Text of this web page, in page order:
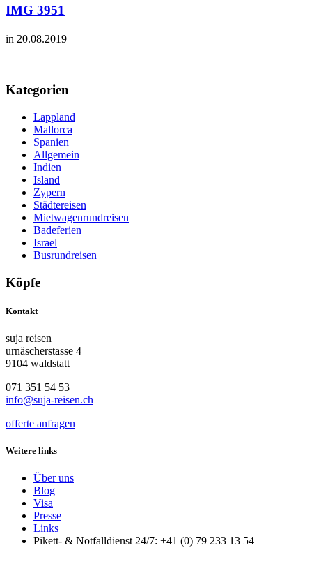
IMG 3951
in 20.08.2019
Kategorien
Lappland
Mallorca
Spanien
Allgemein
Indien
Island
Zypern
Städtereisen
Mietwagenrundreisen
Badeferien
Israel
Busrundreisen
Köpfe
Kontakt
suja reisen
urnäscherstasse 4
9104 waldstatt
071 351 54 53
info@suja-reisen.ch
offerte anfragen
Weitere links
Über uns
Blog
Visa
Presse
Links
Pikett- & Notfalldienst 24/7: +41 (0) 79 233 13 54